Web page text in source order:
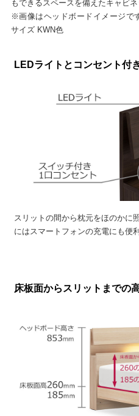
もできるスペースを備えたキャビネ
※画像はヘッドボードイメージで
サイズ KWN色
LEDライトとコンセント付
スリットの間から枕元をほのかに
にはスマートフォンの充電にも便
床板面からスリットまでの